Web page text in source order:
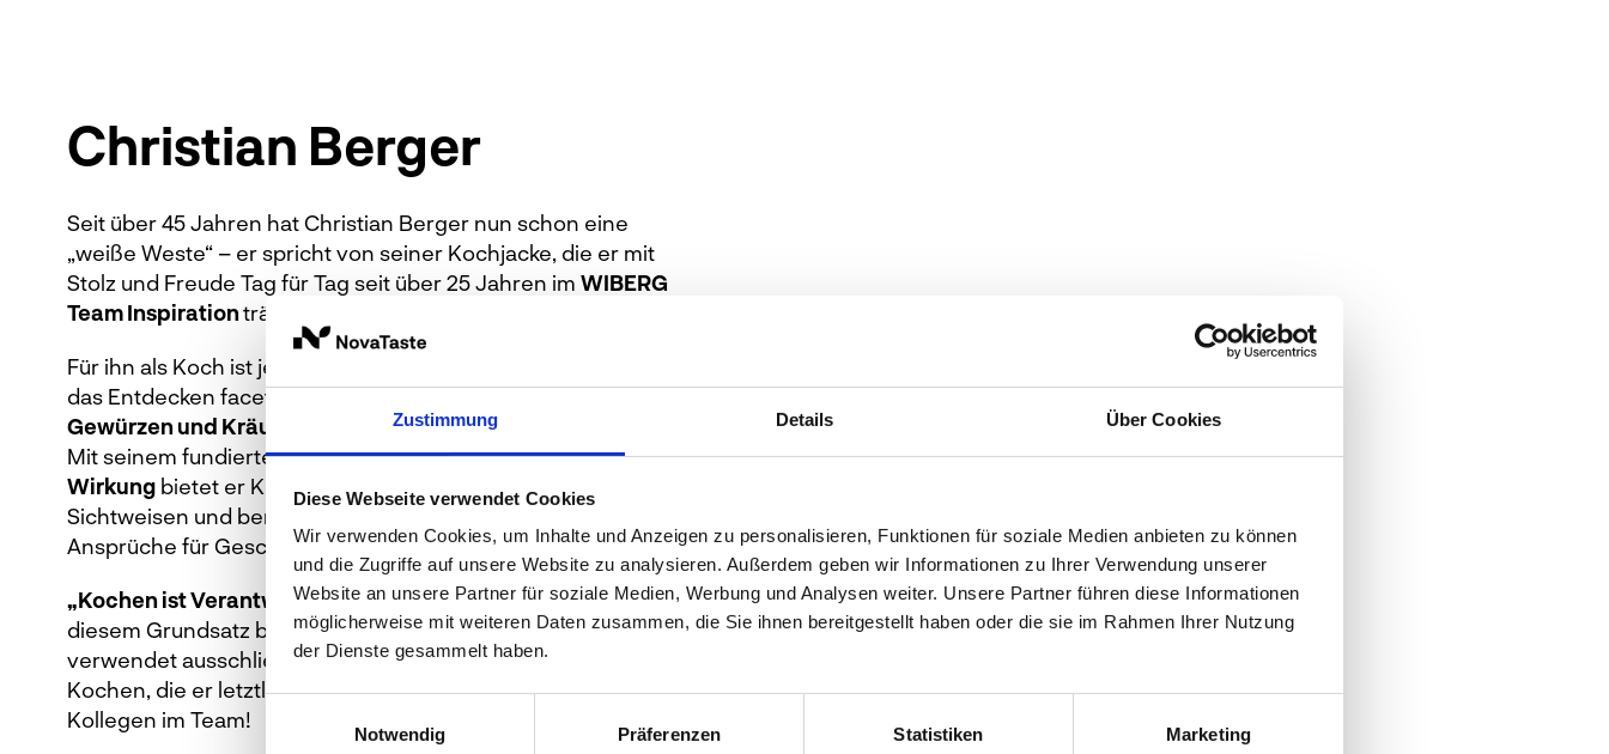
Zustimmung Details Über Cookies
Diese Webseite verwendet Cookies
Wir verwenden Cookies, um Inhalte und Anzeigen zu personalisieren, Funktionen für soziale Medien anbieten zu können
und die Zugriffe auf unsere Website zu analysieren. Außerdem geben wir Informationen zu Ihrer Verwendung unserer
Website an unsere Partner für soziale Medien, Werbung und Analysen weiter. Unsere Partner führen diese Informationen
möglicherweise mit weiteren Daten zusammen, die Sie ihnen bereitgestellt haben oder die sie im Rahmen Ihrer Nutzung
der Dienste gesammelt haben.
Notwendig
Präferenzen Statistiken Marketing
Christian Berger
Seit über 45 Jahren hat Christian Berger nun schon eine
„weiße Weste“ – er spricht von seiner Kochjacke, die er mit
Stolz und Freude Tag für Tag seit über 25 Jahren im WIBERG
Team Inspirationträgt.
Für ihn als Koch ist jeder Tag aufs Neue faszinierend, denn
das Entdecken facettenreicher Ausprägungen von
Gewürzen und Kräutern bester Qualitäthat Suchtpotential.
Mit seinem fundierten Fachwissen umInhaltsstoffe und
Wirkung bietet er Köchen und Kunden viele neue
Sichtweisen und bereichert wesentlich vorhandene
Ansprüche für Geschmack und Genuss.
„Kochen ist Verantwortung – im Fokus steht der Mensch“...
diesem Grundsatz bleibt Christian Berger stets treu und
verwendet ausschließlich hochwertige Lebensmittel zum
Kochen, die er letztlich so respektvoll behandelt wie seine
Kollegen im Team!